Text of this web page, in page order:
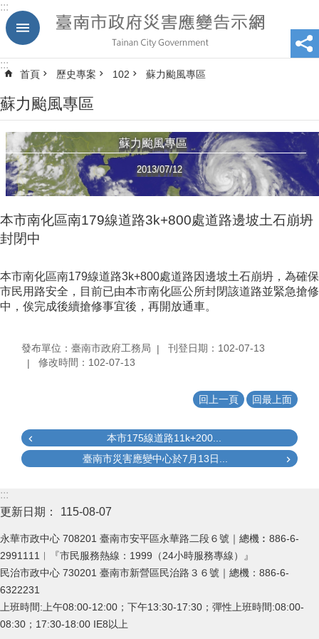
跳到主要內容區塊
:::
:::
首頁 歷史專案 102 蘇力颱風專區
蘇力颱風專區
蘇力颱風專區
2013/07/12
本市南化區南179線道路3k+800處道路邊坡土石崩坍
封閉中
本市南化區南179線道路3k+800處道路因邊坡土石崩坍，為確保
市民用路安全，目前已由本市南化區公所封閉該道路並緊急搶修
中，俟完成後續搶修事宜後，再開放通車。
發布單位：臺南市政府工務局
刊登日期：102-07-13
修改時間：102-07-13
回上一頁 回最上面
本市175線道路11k+200...
臺南市災害應變中心於7月13日...
:::
更新日期：
115-08-07
永華市政中心 708201 臺南市安平區永華路二段６號｜總機︰886-6-
2991111︱『市民服務熱線：1999（24小時服務專線）』
民治市政中心 730201 臺南市新營區民治路３６號｜總機：886-6-
6322231
上班時間:上午08:00-12:00；下午13:30-17:30；彈性上班時間:08:00-
08:30；17:30-18:00 IE8以上